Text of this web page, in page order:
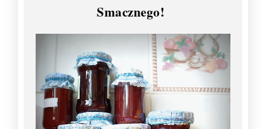
Smacznego!